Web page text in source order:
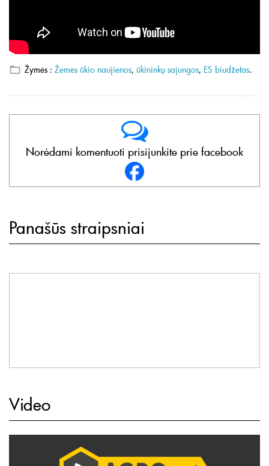
Žymės : Žemės ūkio naujienos, ūkininkų sajungos, ES biudžetas.
Norėdami komentuoti prisijunkite prie facebook
Panašūs straipsniai
Video